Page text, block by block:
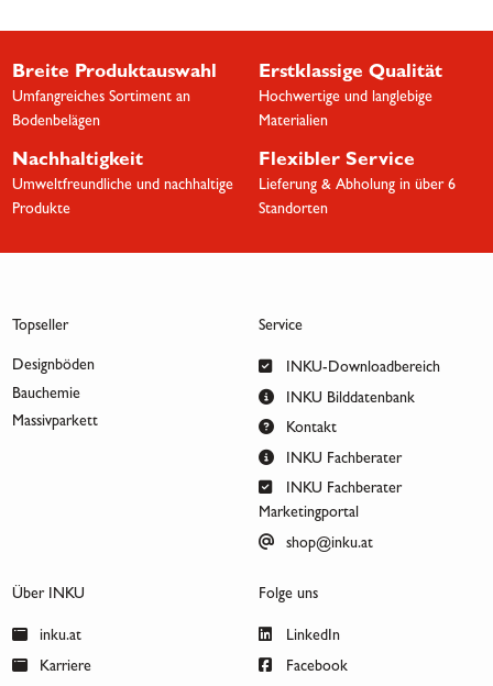
Breite Produktauswahl
Umfangreiches Sortiment an
Bodenbelägen
Erstklassige Qualität
Hochwertige und langlebige
Materialien
Nachhaltigkeit
Umweltfreundliche und nachhaltige
Produkte
Flexibler Service
Lieferung & Abholung in über 6
Standorten
Topseller
Designböden
Bauchemie
Massivparkett
Service
INKU-Downloadbereich
INKU Bilddatenbank
Kontakt
INKU Fachberater
INKU Fachberater
Marketingportal
shop@inku.at
Über INKU
inku.at
Karriere
Folge uns
LinkedIn
Facebook